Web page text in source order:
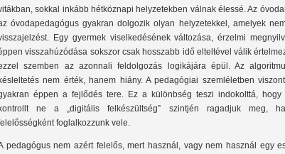
sokkal inkább hétköznapi helyzetekben válnak élessé. Az
óvodapedagógus gyakran dolgozik olyan helyzetekkel, amelyek
Egy gyermek viselkedésének változása, érzelmi
visszahúzódása sokszor csak hosszabb idő elteltével válik
szemben az azonnali feldolgozás logikájára épül. Az
késleltetés nem érték, hanem hiány. A pedagógiai szemléletben
éppen a fejlődés tere. Ez a különbség teszi indokolttá, hogy
kontrollt ne a „digitális felkészültség” szintjén ragadjuk meg,
foglalkozzunk vele.
pedagógus nem azért felelős, mert használ, vagy nem használ egy